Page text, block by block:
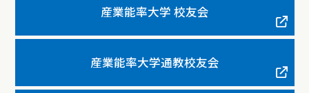
産業能率大学 校友会
産業能率大学通教校友会